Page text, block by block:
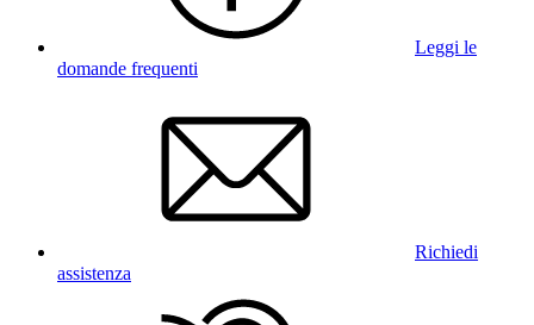
Leggi le
domande frequenti
Richiedi
assistenza